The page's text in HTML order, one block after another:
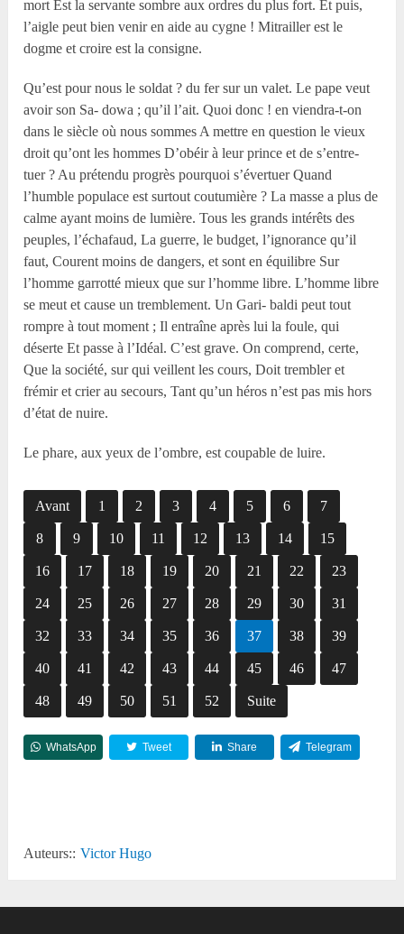
mort Est la servante sombre aux ordres du plus fort. Et puis,
l’aigle peut bien venir en aide au cygne ! Mitrailler est le
dogme et croire est la consigne.
Qu’est pour nous le soldat ? du fer sur un valet. Le pape veut
avoir son Sa- dowa ; qu’il l’ait. Quoi donc ! en viendra-t-on
dans le siècle où nous sommes A mettre en question le vieux
droit qu’ont les hommes D’obéir à leur prince et de s’entre-
tuer ? Au prétendu progrès pourquoi s’évertuer Quand
l’humble populace est surtout coutumière ? La masse a plus de
calme ayant moins de lumière. Tous les grands intérêts des
peuples, l’échafaud, La guerre, le budget, l’ignorance qu’il
faut, Courent moins de dangers, et sont en équilibre Sur
l’homme garrotté mieux que sur l’homme libre. L’homme libre
se meut et cause un tremblement. Un Gari- baldi peut tout
rompre à tout moment ; Il entraîne après lui la foule, qui
déserte Et passe à l’Idéal. C’est grave. On comprend, certe,
Que la société, sur qui veillent les cours, Doit trembler et
frémir et crier au secours, Tant qu’un héros n’est pas mis hors
d’état de nuire.
Le phare, aux yeux de l’ombre, est coupable de luire.
Avant 1 2 3 4 5 6 7
8 9 10 11 12 13 14 15
16 17 18 19 20 21 22 23
24 25 26 27 28 29 30 31
32 33 34 35 36 37 38 39
40 41 42 43 44 45 46 47
48 49 50 51 52 Suite
WhatsApp Tweet Share Telegram
Auteurs:: Victor Hugo